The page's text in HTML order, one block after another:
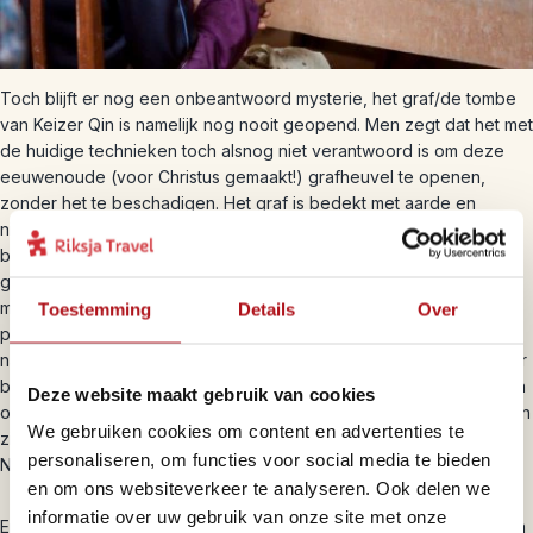
Toestemming Details Over
Deze website maakt gebruik van cookies
We gebruiken cookies om content en advertenties te
personaliseren, om functies voor social media te bieden
en om ons websiteverkeer te analyseren. Ook delen we
informatie over uw gebruik van onze site met onze
Toch blijft er nog een onbeantwoord mysterie, het graf/de tombe
van Keizer Qin is namelijk nog nooit geopend. Men zegt dat het met
de huidige technieken toch alsnog niet verantwoord is om deze
eeuwenoude (voor Christus gemaakt!) grafheuvel te openen,
zonder het te beschadigen. Het graf is bedekt met aarde en
niemand weet precies waar de ingang is, waardoor het ook niet is
blootgelegd. Historische verslagen geven alleen aan dat het een
gigantisch graf moet zijn met diverse paleizen en paviljoens, vol
met zeldzame schatten. Deze documenten zeggen ook dat het
plafond bezaaid is met parels om de zon, de sterren en de maan
na te bootsen. De vloer zou bestreken zijn met brons om het water
buiten te houden. Maar dezelfde historische documenten vertellen
ook dat voor elke ingang richting het graf automatische kruisbogen
zijn geïnstalleerd die afgaan zodra de deuren worden geopend.
Nou, zo te merken is er aan alles gedacht een paar eeuwen terug!
Ervaring van reisspecialist Bea zelf: Voor mijn eigen reis naar China